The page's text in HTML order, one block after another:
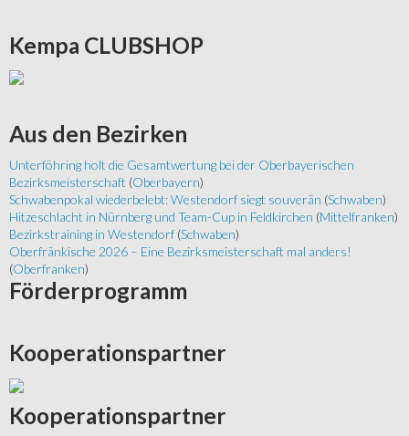
Kempa CLUBSHOP
Aus den Bezirken
Unterföhring holt die Gesamtwertung bei der Oberbayerischen
Bezirksmeisterschaft (Oberbayern)
Schwabenpokal wiederbelebt: Westendorf siegt souverän (Schwaben)
Hitzeschlacht in Nürnberg und Team-Cup in Feldkirchen (Mittelfranken)
Bezirkstraining in Westendorf (Schwaben)
Oberfränkische 2026 – Eine Bezirksmeisterschaft mal anders!
(Oberfranken)
Förderprogramm
Kooperationspartner
Kooperationspartner